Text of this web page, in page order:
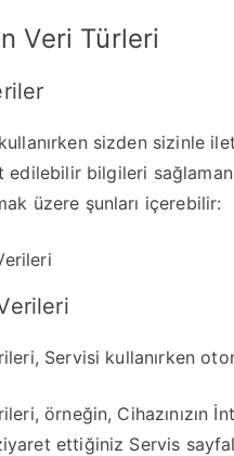
Veri Türleri
sizden sizinle
edilebilir bilgileri
üzere şunları içerebilir:
Servisi kullanırken
örneğin, Cihazınızın
ettiğiniz Servis